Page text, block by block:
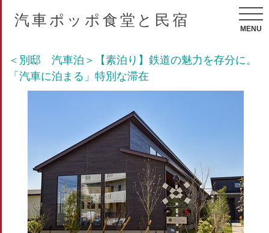
汽車ポッポ食堂と民宿
MENU
＜別邸 汽車泊＞【素泊り】鉄道の魅力を存分に。
「汽車に泊まる」特別な滞在